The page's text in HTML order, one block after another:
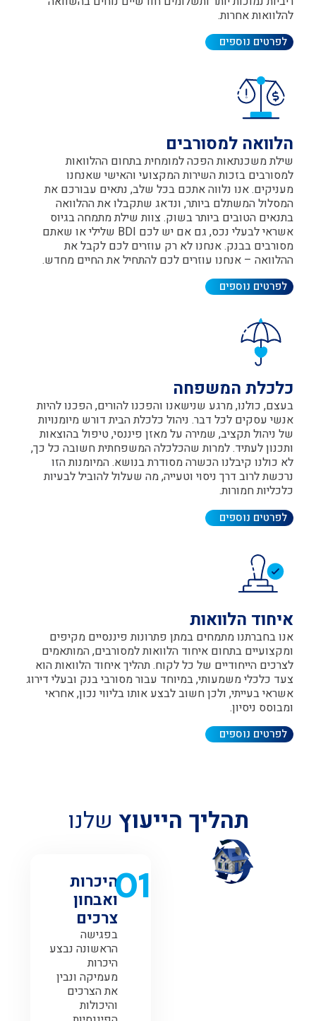
להלוואות אחרות.
לפרטים נוספים
הלוואה למסורבים
שילת משכנתאות הפכה למומחית בתחום ההלוואות
למסורבים בזכות השירות המקצועי והאישי שאנחנו
מעניקים. אנו נלווה אתכם בכל שלב, נתאים עבורכם את
המסלול המשתלם ביותר, ונדאג שתקבלו את ההלוואה
בתנאים הטובים ביותר בשוק. צוות שילת מתמחה בגיוס
אשראי לבעלי נכס, גם אם יש לכם BDI שלילי או שאתם
מסורבים בבנק. אנחנו לא רק עוזרים לכם לקבל את
ההלוואה – אנחנו עוזרים לכם להתחיל את החיים מחדש.
לפרטים נוספים
כלכלת המשפחה
בעצם, כולנו, מרגע שנישאנו והפכנו להורים, הפכנו להיות
אנשי עסקים לכל דבר. ניהול כלכלת הבית דורש מיומנויות
של ניהול תקציב, שמירה על מאזן פיננסי, טיפול בהוצאות
ותכנון לעתיד. למרות שהכלכלה המשפחתית חשובה כל כך,
לא כולנו קיבלנו הכשרה מסודרת בנושא. המיומנות הזו
נרכשת לרוב דרך ניסוי וטעייה, מה שעלול להוביל לבעיות
כלכליות חמורות.
לפרטים נוספים
איחוד הלוואות
אנו בחברתנו מתמחים במתן פתרונות פיננסיים מקיפים
ומקצועיים בתחום איחוד הלוואות למסורבים, המותאמים
לצרכים הייחודיים של כל לקוח. תהליך איחוד הלוואות הוא
צעד כלכלי משמעותי, במיוחד עבור מסורבי בנק ובעלי דירוג
אשראי בעייתי, ולכן חשוב לבצע אותו בליווי נכון, אחראי
ומבוסס ניסיון.
לפרטים נוספים
תהליך הייעוץשלנו
01היכרות
ואבחון
צרכים
בפגישה
הראשונה נבצע
היכרות
מעמיקה ונבין
את הצרכים
והיכולות